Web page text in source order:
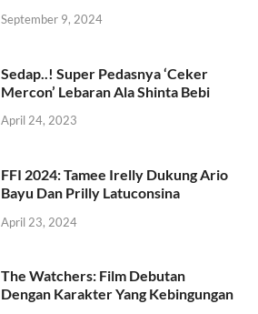
September 9, 2024
Sedap..! Super Pedasnya ‘Ceker
Mercon’ Lebaran Ala Shinta Bebi
April 24, 2023
FFI 2024: Tamee Irelly Dukung Ario
Bayu Dan Prilly Latuconsina
April 23, 2024
The Watchers: Film Debutan
Dengan Karakter Yang Kebingungan